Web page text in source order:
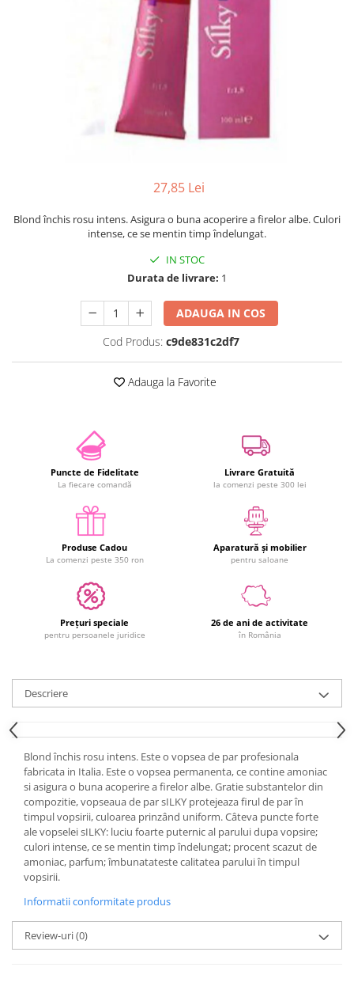
Produse Dupa Epilare
Produse Inainte de Epilare
Tratamente pentru Par
27,85 Lei
Blond închis rosu intens. Asigura o buna acoperire a firelor albe. Culori
intense, ce se mentin timp îndelungat.
IN STOC
Durata de livrare: 1
ADAUGA IN COS
Cod Produs: c9de831c2df7
Adauga la Favorite
Puncte de Fidelitate
La fiecare comandă
Livrare Gratuită
la comenzi peste 300 lei
Produse Cadou
La comenzi peste 350 ron
Aparatură și mobilier
pentru saloane
Prețuri speciale
pentru persoanele juridice
26 de ani de activitate
în România
Descriere
Blond închis rosu intens. Este o vopsea de par profesionala
fabricata in Italia. Este o vopsea permanenta, ce contine amoniac
si asigura o buna acoperire a firelor albe. Gratie substantelor din
compozitie, vopseaua de par sILKY protejeaza firul de par în
timpul vopsirii, culoarea prinzând uniform. Câteva puncte forte
ale vopselei sILKY: luciu foarte puternic al parului dupa vopsire;
culori intense, ce se mentin timp îndelungat; procent scazut de
amoniac, parfum; îmbunatateste calitatea parului în timpul
vopsirii.
Informatii conformitate produs
Review-uri(0)